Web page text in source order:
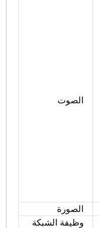
الصوت
الصورة
وظيفة الشبكة